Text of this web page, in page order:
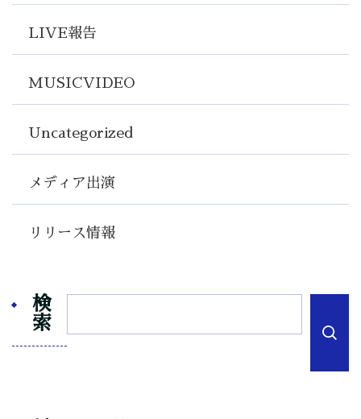
LIVE報告
MUSICVIDEO
Uncategorized
メディア出演
リリース情報
検
索